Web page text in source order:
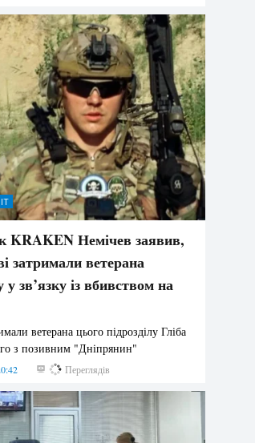
KRAKEN Немічев заявив,
затримали ветерана
у зв’язку із вбивством на
ветерана цього підрозділу Гліба
з позивним "Дніпрянин"
173 Переглядів